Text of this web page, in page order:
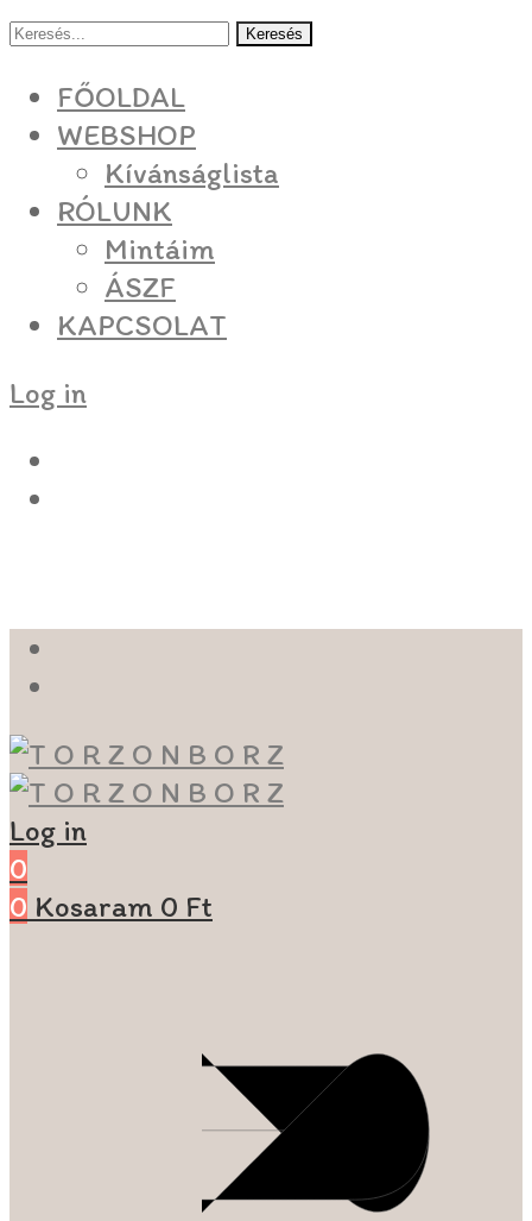
Keresés
FŐOLDAL
WEBSHOP
Kívánságlista
RÓLUNK
Mintáim
ÁSZF
KAPCSOLAT
Log in
Log in
0
0 Kosaram 0 Ft